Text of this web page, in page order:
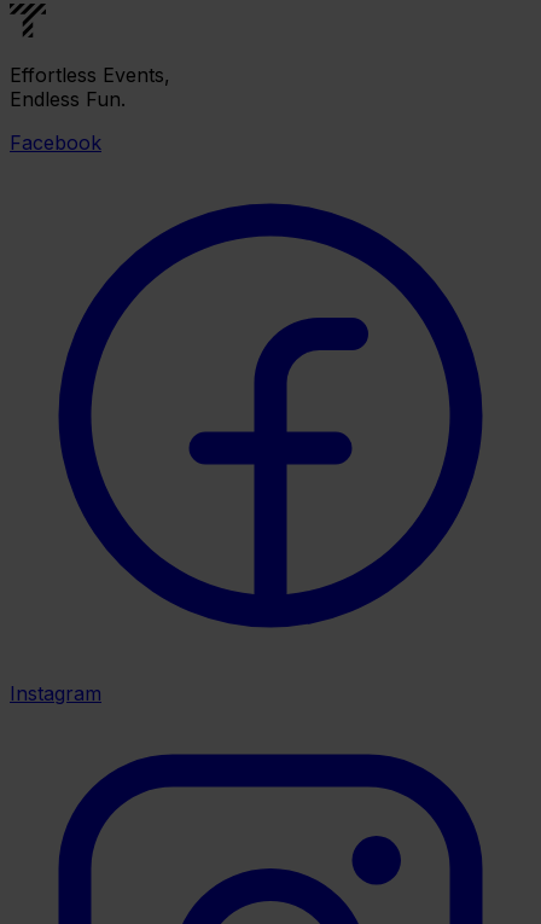
Effortless Events,
Endless Fun.
Facebook
Instagram